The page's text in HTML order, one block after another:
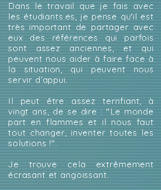
Dans le travail que je fais avec
les étudiants.es, je pense qu'il est
très important de partager avec
eux des références qui parfois
sont assez anciennes, et qui
peuvent nous aider à faire face à
la situation, qui peuvent nous
servir d’appui.
Il peut être assez terrifiant, à
vingt ans, de se dire : "Le monde
part en flammes et il nous faut
tout changer, inventer toutes les
solutions !".
Je trouve cela extrêmement
écrasant et angoissant.